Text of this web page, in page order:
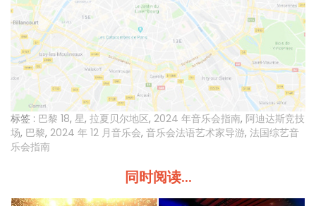
标签 : 巴黎 18, 星, 拉夏贝尔地区, 2024 年音乐会指南, 阿迪达斯竞技
场, 巴黎, 2024 年 12 月音乐会, 音乐会法语艺术家导游, 法国综艺音
乐会指南
同时阅读...